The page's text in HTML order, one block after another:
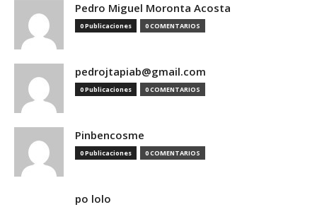
Pedro Miguel Moronta Acosta
0 Publicaciones 0 COMENTARIOS
pedrojtapiab@gmail.com
0 Publicaciones 0 COMENTARIOS
Pinbencosme
0 Publicaciones 0 COMENTARIOS
po lolo